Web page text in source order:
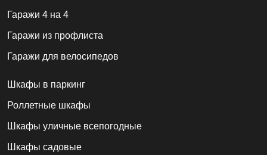
Гаражи 4 на 4
Гаражи из профлиста
Гаражи для велосипедов
Шкафы в паркинг
Роллетные шкафы
Шкафы уличные всепогодные
Шкафы садовые